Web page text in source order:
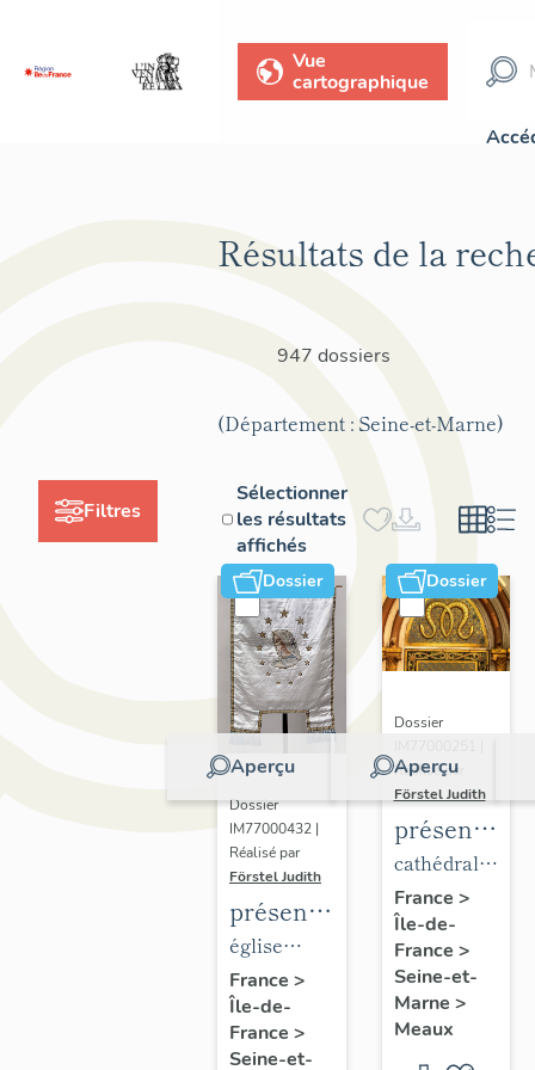
Vue
cartographique
Filtres
Résultats de la
947 dossiers
(Département : Seine-et-Marne)
Sélectionner
les résultats
affichés
Dossier
Aperçu
Dossier
IM77000432 |
Réalisé par
Förstel Judith
présentation
du
mobilier
de
l'église
église
paroissiale
Notre-
Dame du
France >
Île-de-
France >
Seine-et-
Dossier
Aperçu
Dossier
Réalisé par
Förstel Judith
du
mobilier
de la
cathédrale
de
Meaux
cathédrale
Saint-
Etienne
France >
Île-de-
France >
Seine-et-
Marne >
Meaux